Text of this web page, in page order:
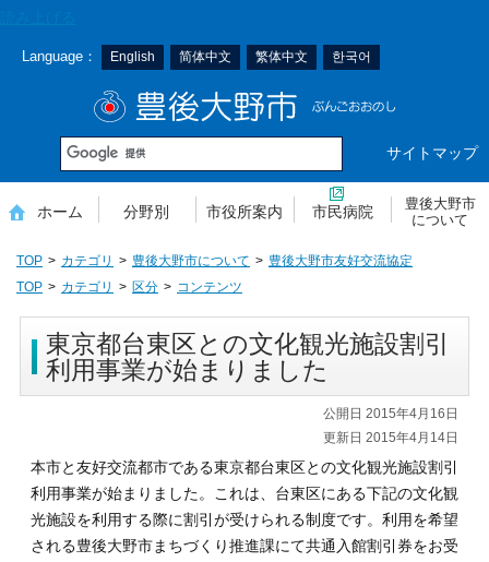
Language： English 简体中文 繁体中文 한국어
サイトマップ
ホーム 分野別 市役所案内 市民病院
豊後大野市
について
TOP カテゴリ 豊後大野市について
豊後大野市友好交流協定
TOP
カテゴリ 区分 コンテンツ
東京都台東区との文化観光施設割引
利用事業が始まりました
公開日 2015年4月16日
更新日 2015年4月14日
本市と友好交流都市である東京都台東区との文化観光施設割引
利用事業が始まりました。これは、台東区にある下記の文化観
光施設を利用する際に割引が受けられる制度です。利用を希望
される豊後大野市まちづくり推進課にて共通入館割引券をお受